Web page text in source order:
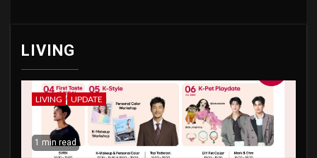
LIVING
LIVING UPDATE
1 min read